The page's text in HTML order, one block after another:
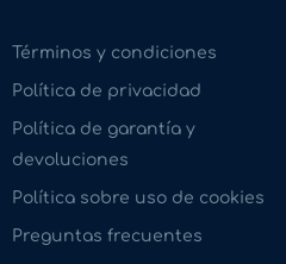
Términos y condiciones
Política de privacidad
Política de garantía y
devoluciones
Política sobre uso de cookies
Preguntas frecuentes